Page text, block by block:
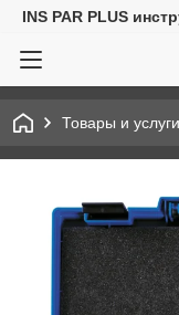
INS PAR PLUS
Товары и услуги